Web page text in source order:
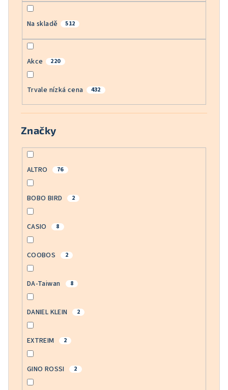
Na skladě 512
Akce 220
Trvale nízká cena 432
Značky
ALTRO 76
BOBO BIRD 2
CASIO 8
COOBOS 2
DA-Taiwan 8
DANIEL KLEIN 2
EXTREIM 2
GINO ROSSI 2